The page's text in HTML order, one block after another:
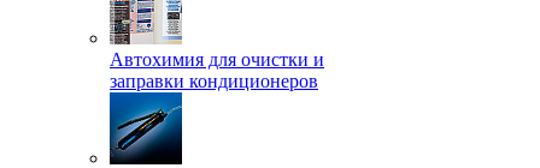
Автохимия для очистки и
заправки кондиционеров